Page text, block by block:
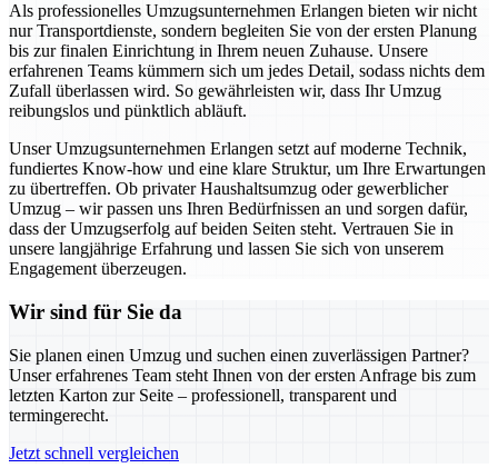
Als professionelles Umzugsunternehmen Erlangen bieten wir nicht
nur Transportdienste, sondern begleiten Sie von der ersten Planung
bis zur finalen Einrichtung in Ihrem neuen Zuhause. Unsere
erfahrenen Teams kümmern sich um jedes Detail, sodass nichts dem
Zufall überlassen wird. So gewährleisten wir, dass Ihr Umzug
reibungslos und pünktlich abläuft.
Unser Umzugsunternehmen Erlangen setzt auf moderne Technik,
fundiertes Know-how und eine klare Struktur, um Ihre Erwartungen
zu übertreffen. Ob privater Haushaltsumzug oder gewerblicher
Umzug – wir passen uns Ihren Bedürfnissen an und sorgen dafür,
dass der Umzugserfolg auf beiden Seiten steht. Vertrauen Sie in
unsere langjährige Erfahrung und lassen Sie sich von unserem
Engagement überzeugen.
Wir sind für Sie da
Sie planen einen Umzug und suchen einen zuverlässigen Partner?
Unser erfahrenes Team steht Ihnen von der ersten Anfrage bis zum
letzten Karton zur Seite – professionell, transparent und
termingerecht.
Jetzt schnell vergleichen